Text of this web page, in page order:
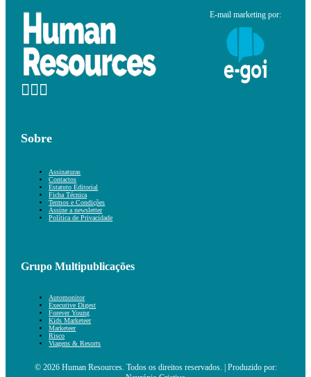
E-mail marketing por:
Sobre
Assinaturas
Contactos
Estatuto Editorial
Ficha Técnica
Termos e Condições
Assine a newsletter
Política de Privacidade
Grupo Multipublicações
Automonitor
Executive Digest
Forever Young
Kids Marketeer
Marketeer
Risco
Viagens & Resorts
© 2026 Human Resources. Todos os direitos reservados. | Produzido por: